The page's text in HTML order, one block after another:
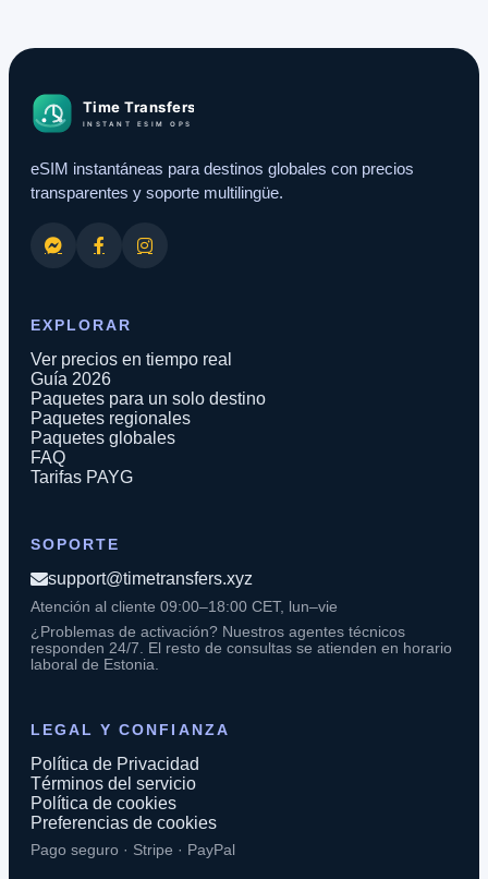
eSIM instantáneas para destinos globales con precios
transparentes y soporte multilingüe.
EXPLORAR
Ver precios en tiempo real
Guía 2026
Paquetes para un solo destino
Paquetes regionales
Paquetes globales
FAQ
Tarifas PAYG
SOPORTE
support@timetransfers.xyz
Atención al cliente 09:00–18:00 CET, lun–vie
¿Problemas de activación? Nuestros agentes técnicos
responden 24/7. El resto de consultas se atienden en horario
laboral de Estonia.
LEGAL Y CONFIANZA
Política de Privacidad
Términos del servicio
Política de cookies
Preferencias de cookies
Pago seguro · Stripe · PayPal